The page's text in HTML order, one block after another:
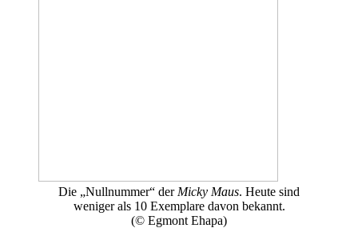
Die „Nullnummer“ der Micky Maus. Heute sind
weniger als 10 Exemplare davon bekannt.
(© Egmont Ehapa)